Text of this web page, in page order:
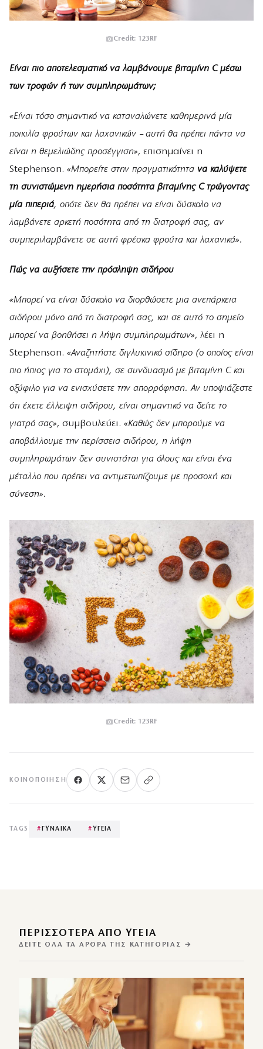
Credit: 123RF
Είναι πιο αποτελεσματικό να λαμβάνουμε βιταμίνη C μέσω
των τροφών ή των συμπληρωμάτων;
«Είναι τόσο σημαντικό να καταναλώνετε καθημερινά μία
ποικιλία φρούτων και λαχανικών – αυτή θα πρέπει πάντα να
είναι η θεμελιώδης προσέγγιση», επισημαίνει η
Stephenson. «Μπορείτε στην πραγματικότητα να καλύψετε
τη συνιστώμενη ημερήσια ποσότητα βιταμίνης C τρώγοντας
μία πιπεριά, οπότε δεν θα πρέπει να είναι δύσκολο να
λαμβάνετε αρκετή ποσότητα από τη διατροφή σας, αν
συμπεριλαμβάνετε σε αυτή φρέσκα φρούτα και λαχανικά».
Πώς να αυξήσετε την πρόσληψη σιδήρου
«Μπορεί να είναι δύσκολο να διορθώσετε μια ανεπάρκεια
σιδήρου μόνο από τη διατροφή σας, και σε αυτό το σημείο
μπορεί να βοηθήσει η λήψη συμπληρωμάτων», λέει η
Stephenson. «Αναζητήστε διγλυκινικό σίδηρο (ο οποίος είναι
πιο ήπιος για το στομάχι), σε συνδυασμό με βιταμίνη C και
οξύφιλο για να ενισχύσετε την απορρόφηση. Αν υποψιάζεστε
ότι έχετε έλλειψη σιδήρου, είναι σημαντικό να δείτε το
γιατρό σας», συμβουλεύει. «Καθώς δεν μπορούμε να
αποβάλλουμε την περίσσεια σιδήρου, η λήψη
συμπληρωμάτων δεν συνιστάται για όλους και είναι ένα
μέταλλο που πρέπει να αντιμετωπίζουμε με προσοχή και
σύνεση».
Credit: 123RF
ΚΟΙΝΟΠΟΊΗΣΗ
TAGS #ΓΥΝΑΙΚΑ # ΥΓΕΙΑ
ΠΕΡΙΣΣΌΤΕΡΑ ΑΠΌ ΥΓΕΙΑ
ΔΕΊΤΕ ΌΛΑ ΤΑ ΆΡΘΡΑ ΤΗΣ ΚΑΤΗΓΟΡΊΑΣ →